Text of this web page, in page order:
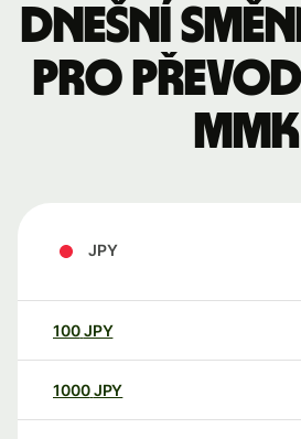
Dnešní
pro převod
MMK
JPY
100JPY
1000JPY